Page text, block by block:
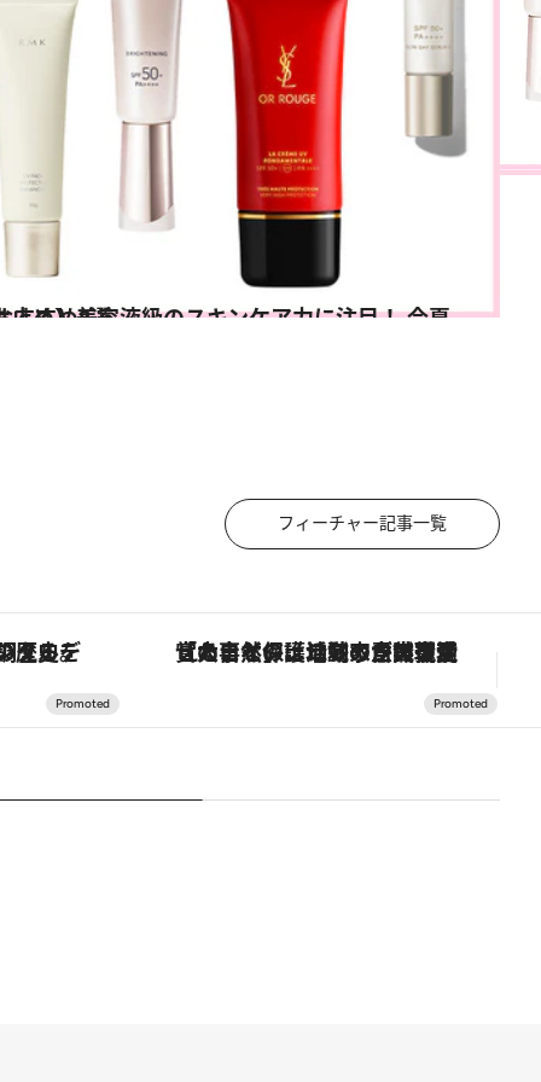
夏の“マスト買い”UVおすすめ8選
フィーチャー記事一覧
史を辿り、心身を調える。 「大事なのは地域の意識を変えること」。ロレックス賞受賞の自然保護活動家が実現させたナイジェリアの自然環境の復活